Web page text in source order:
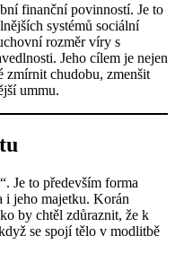
finanční povinností. Je to
systémů sociální
rozměr víry s
Jeho cílem je nejen
zmírnit chudobu, zmenšit
ummu.
Je to především forma
i jeho majetku. Korán
by chtěl zdůraznit, že k
se spojí tělo v modlitbě